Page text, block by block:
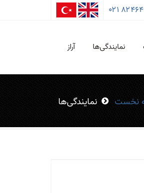
۰۲۱ ۸۲۴۶۴
آراز نمایندگی‌ها
نخست نمایندگی‌ها